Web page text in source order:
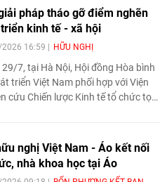
mang tên Mẹ Việt Nam anh hùng
So.
pháp tháo gỡ điểm nghẽn
kinh tế - xã hội
16:59 HỮU NGHỊ
29/7, tại Hà Nội, Hội đồng Hòa bình
triển Việt Nam phối hợp với Viện
cứu Chiến lược Kinh tế tổ chức tọa
các giải pháp và định hướng phát
Việt Nam trong những năm tới.
nghị Việt Nam - Áo kết nối
nhà khoa học tại Áo